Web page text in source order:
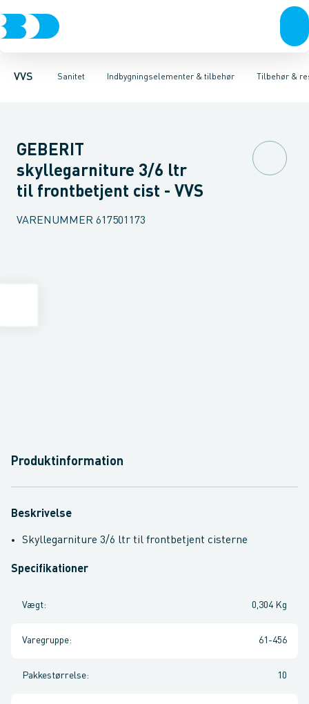
VVS Sanitet
Rør & fittingsPressfittings & rørKuglehaner & ventilerAfløb
Indbygningselementer & tilbehør
Toiletter, sæder og cisternerVaskeArmaturerBrusereTilbehør &
Høje Indbygnings elementerLave Indbygnings elementer
GEBERIT
skyllegarniture 3/6 ltr
til frontbetjent cist - VVS
VARENUMMER 617501173
Produktinformation
Beskrivelse
Skyllegarniture 3/6 ltr til frontbetjent cisterne
Specifikationer
Vægt: 0,304 Kg
Varegruppe: 61-456
Pakkestørrelse: 10